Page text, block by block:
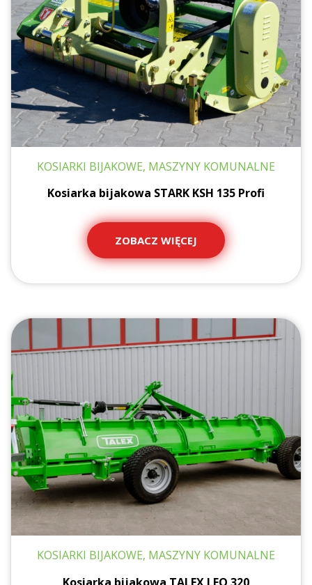
KOSIARKI BIJAKOWE, MASZYNY KOMUNALNE
Kosiarka bijakowa STARK KSH 135 Profi
ZOBACZ WIĘCEJ
KOSIARKI BIJAKOWE, MASZYNY KOMUNALNE
Kosiarka bijakowa TALEX LEO 320